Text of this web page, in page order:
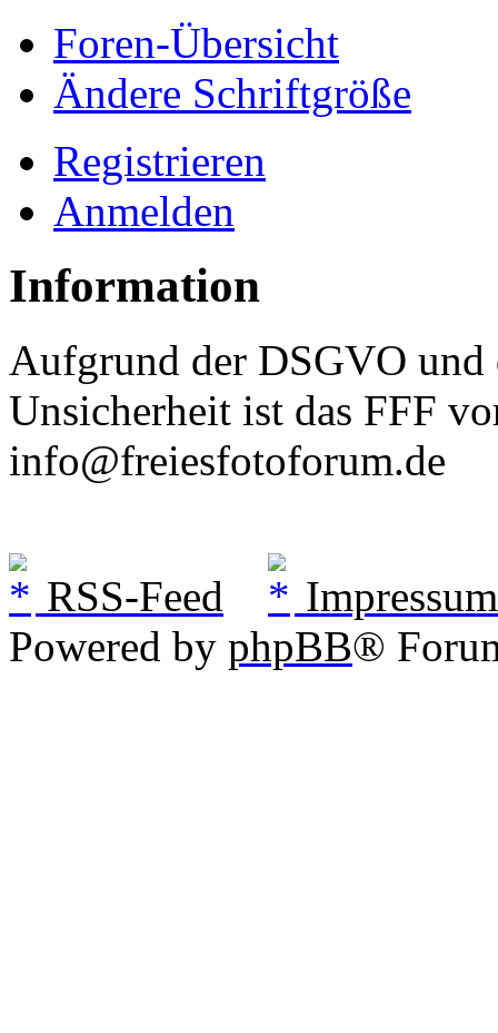
Foren-Übersicht
Ändere Schriftgröße
Registrieren
Anmelden
Information
Aufgrund der DSGVO und
Unsicherheit ist das FFF
info@freiesfotoforum.de
RSS-Feed
Impressum
Powered by phpBB®